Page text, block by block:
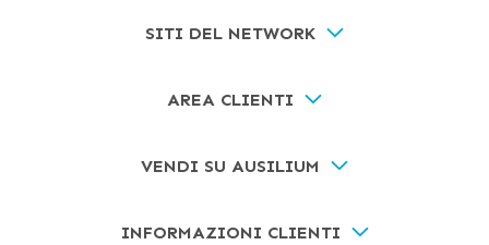
SITI DEL NETWORK
AREA CLIENTI
VENDI SU AUSILIUM
INFORMAZIONI CLIENTI